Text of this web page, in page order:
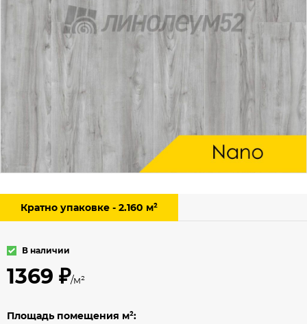
Кратно упаковке - 2.160 м²
В наличии
1369 ₽/м²
Площадь помещения м²: